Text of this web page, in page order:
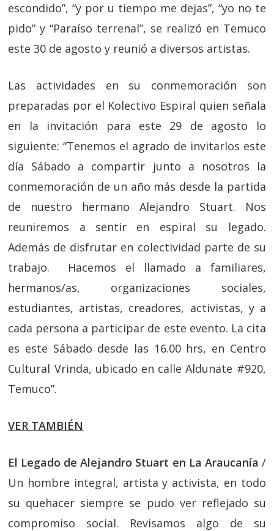
escondido”, “y por u tiempo me dejas”, “yo no te
pido” y “Paraíso terrenal”, se realizó en Temuco
este 30 de agosto y reunió a diversos artistas.
Las actividades en su conmemoración son
preparadas por el Kolectivo Espiral quien señala
en la invitación para este 29 de agosto lo
siguiente: “Tenemos el agrado de invitarlos este
día Sábado a compartir junto a nosotros la
conmemoración de un año más desde la partida
de nuestro hermano Alejandro Stuart. Nos
reuniremos a sentir en espiral su legado.
Además de disfrutar en colectividad parte de su
trabajo. Hacemos el llamado a familiares,
hermanos/as, organizaciones sociales,
estudiantes, artistas, creadores, activistas, y a
cada persona a participar de este evento. La cita
es este Sábado desde las 16.00 hrs, en Centro
Cultural Vrinda, ubicado en calle Aldunate #920,
Temuco”.
VER TAMBIÉN
El Legado de Alejandro Stuart en La Araucanía /
Un hombre integral, artista y activista, en todo
su quehacer siempre se pudo ver reflejado su
compromiso social. Revisamos algo de su